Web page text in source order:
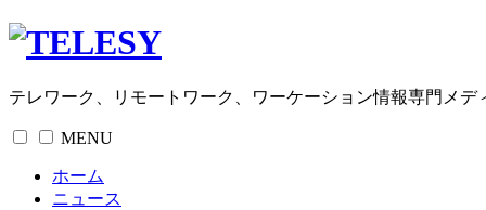
テレワーク、リモートワーク、ワーケーション情報専門メデ
MENU
ホーム
ニュース